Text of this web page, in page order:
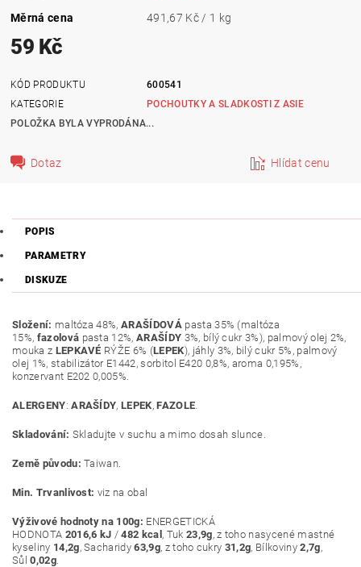
Měrná cena
491,67 Kč / 1 kg
59 Kč
KÓD PRODUKTU
600541
KATEGORIE
POCHOUTKY A SLADKOSTI Z ASIE
POLOŽKA BYLA VYPRODÁNA...
Dotaz Hlídat cenu
POPIS
PARAMETRY
DISKUZE
Složení: maltóza 48%, ARAŠÍDOVÁ pasta 35% (maltóza
15%, fazolová pasta 12%, ARAŠÍDY 3%, bílý cukr 3%), palmový olej 2%,
mouka z LEPKAVÉ RÝŽE 6% (LEPEK), jáhly 3%, bilý cukr 5%, palmový
olej 1%, stabilizátor E1442, sorbitol E420 0,8%, aroma 0,195%,
konzervant E202 0,005%.
ALERGENY:ARAŠÍDY,LEPEK,FAZOLE
Skladování: Skladujte v suchu a mimo dosah slunce.
Země původu: Taiwan.
Min. Trvanlivost: viz na obal
Výživové hodnoty na 100g: ENERGETICKÁ
HODNOTA 2016,6 kJ / 482 kcal , Tuk 23,9g, z toho nasycené mastné
kyseliny 14,2g, Sacharidy 63,9g, z toho cukry 31,2g, Bílkoviny 2,7g,
Sůl 0,02g.